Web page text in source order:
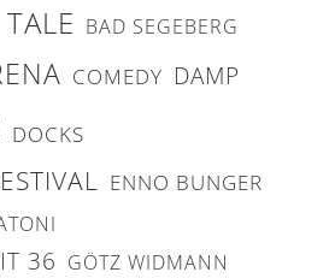
BAD SEGEBERG
COMEDY DAMP
DOCKS
ENNO BUNGER
36 GÖTZ WIDMANN